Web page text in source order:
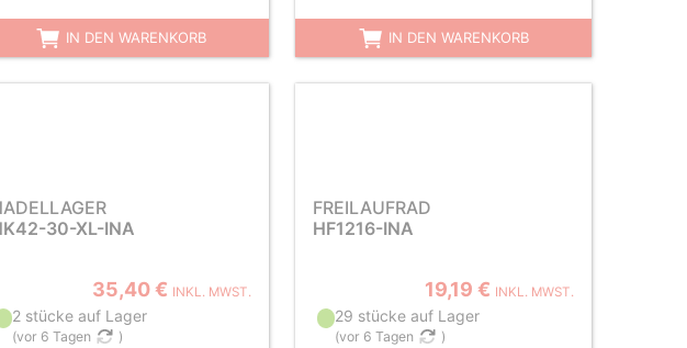
IN DEN WARENKORB IN DEN WARENKORB
30-XL-INA
35,40 € INKL. MWST.
2 stücke auf Lager
(vor 6 Tagen )
FREILAUFRAD
HF1216-INA
19,19 € INKL. MWST.
29 stücke auf Lager
(vor 6 Tagen )